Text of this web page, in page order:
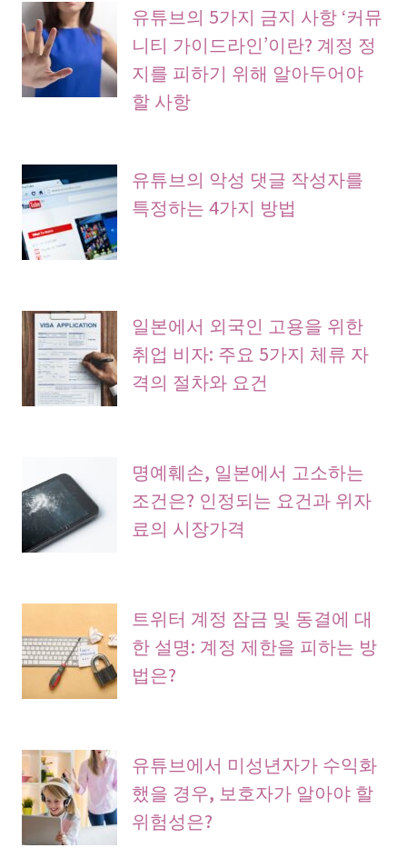
유튜브의 5가지 금지 사항 ‘커뮤
니티 가이드라인’이란? 계정 정
지를 피하기 위해 알아두어야
할 사항
유튜브의 악성 댓글 작성자를
특정하는 4가지 방법
일본에서 외국인 고용을 위한
취업 비자: 주요 5가지 체류 자
격의 절차와 요건
명예훼손, 일본에서 고소하는
조건은? 인정되는 요건과 위자
료의 시장가격
트위터 계정 잠금 및 동결에 대
한 설명: 계정 제한을 피하는 방
법은?
유튜브에서 미성년자가 수익화
했을 경우, 보호자가 알아야 할
위험성은?